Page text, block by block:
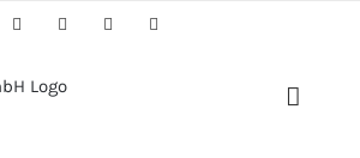
FacebookTwitter Instagram